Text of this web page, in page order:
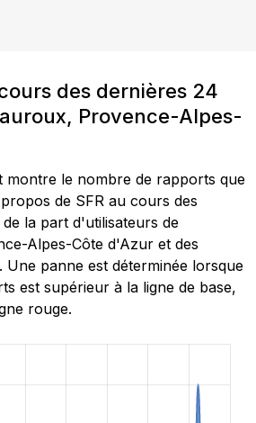
des dernières 24
Provence-Alpes-
montre le nombre de rapports que
de SFR au cours des
la part d'utilisateurs de
Alpes-Côte d'Azur et des
Une panne est déterminée lorsque
est supérieur à la ligne de base,
rouge.